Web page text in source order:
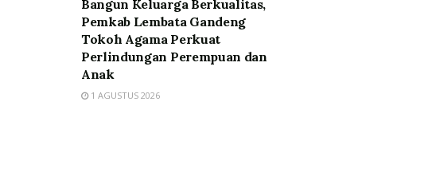
Bangun Keluarga Berkualitas,
Pemkab Lembata Gandeng
Tokoh Agama Perkuat
Perlindungan Perempuan dan
Anak
1 AGUSTUS 2026